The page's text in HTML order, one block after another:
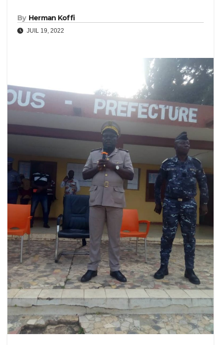
By Herman Koffi
JUIL 19, 2022